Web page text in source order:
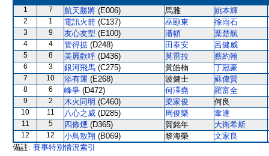
1 7 航天勝將 (E006) 馬雅 姚本輝
2 1 電訊火箭 (C137) 巫顯東 徐雨石
3 9 友心友型 (E100) 潘頓 葉楚航
4 4 管得掂 (D248) 田泰安 呂健威
5 8 美麗歡呼 (D436) 莫雷拉 蔡約翰
6 3 銀河飛馬 (C275) 黃皓楠 丁冠豪
7 10 添有運 (E268) 波健士 蘇偉賢
8 6 峰爭 (D472) 何澤堯 羅富全
9 2 木火同明 (C460) 梁家俊 何良
10 11 八心之威 (D285) 周俊樂 韋達
11 5 四條煙 (D365) 賀銘年 大衛希斯
12 12 小鳥敖翔 (B069) 黎海榮
文家良
備註: 賽事特別情況索引